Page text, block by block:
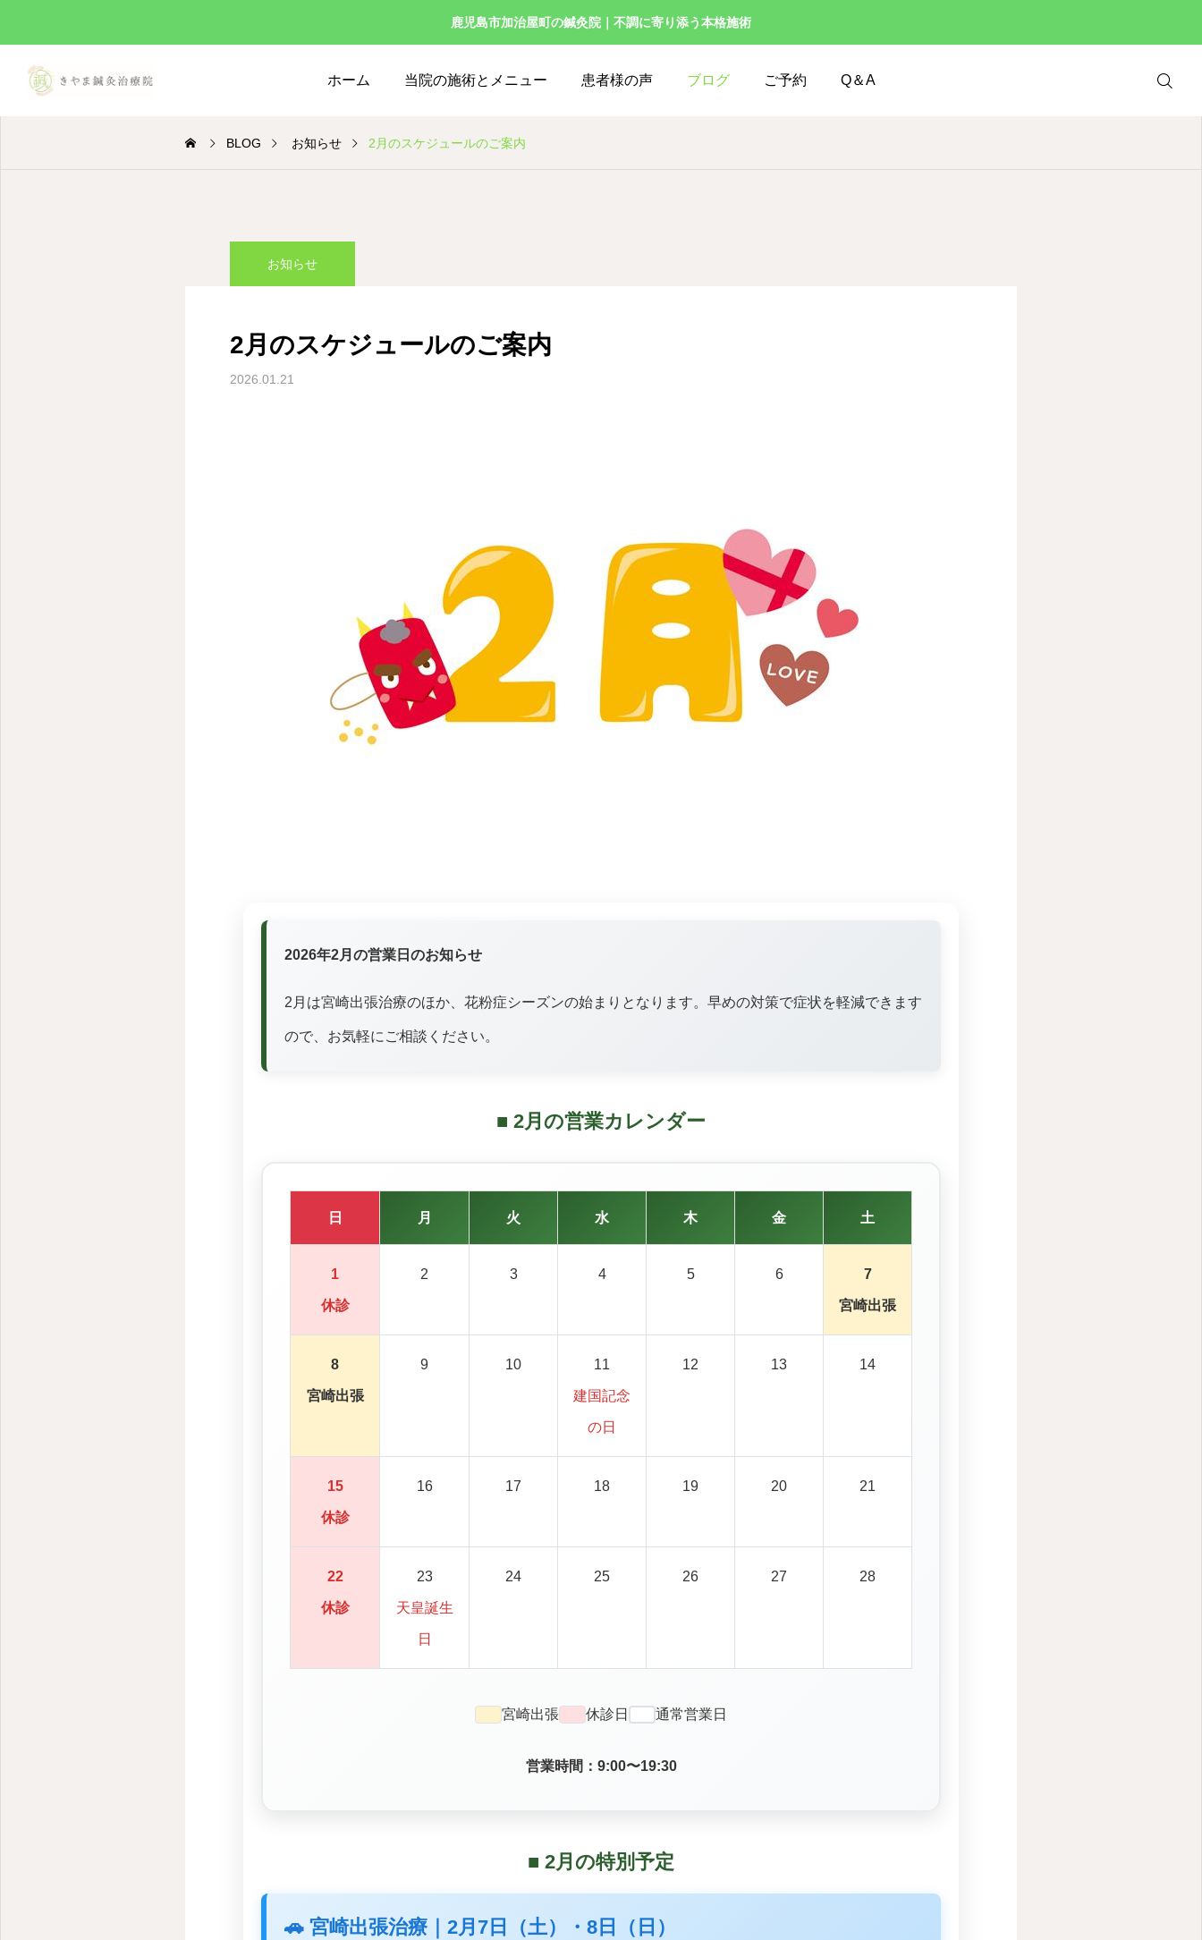
鹿児島市加治屋町の鍼灸院｜不調に寄り添う本格施術
ホーム 当院の施術とメニュー 患者様の声 ブログ ご予約 Q＆A
BLOG お知らせ 2月のスケジュールのご案内
お知らせ
2月のスケジュールのご案内
2026.01.21
2026年2月の営業日のお知らせ
2月は宮崎出張治療のほか、花粉症シーズンの始まりとなります。早めの対策で症状を軽減できます
ので、お気軽にご相談ください。
■ 2月の営業カレンダー
日 月 火 水 木 金 土
1
休診
2 3 4 5 6 7
宮崎出張
8
宮崎出張
9 10 11
建国記念
の日
12 13 14
15
休診
16 17 18 19 20 21
22
休診
23
天皇誕生
日
24 25 26 27 28
宮崎出張 休診日 通常営業日
営業時間：9:00〜19:30
■ 2月の特別予定
🚗 宮崎出張治療｜2月7日（土）・8日（日）